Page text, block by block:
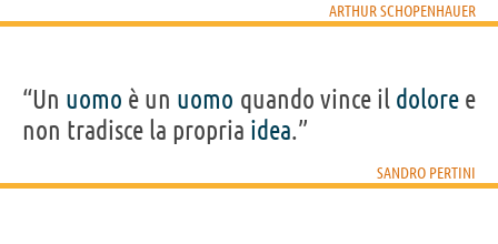
ARTHUR SCHOPENHAUER
“Un uomo è un uomo quando vince il doloree
non tradisce la propria idea.”
SANDRO PERTINI